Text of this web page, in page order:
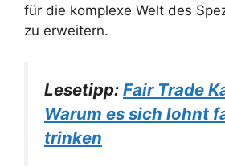
für die komplexe Welt des
zu erweitern.
Lesetipp: Fair Trade
Warum es sich lohnt
trinken